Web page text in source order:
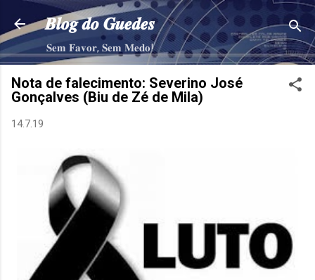
Pular para o conteúdo principal
𝑩𝒍𝒐𝒈 𝒅𝒐 𝑮𝒖𝒆𝒅𝒆𝒔
𝐒𝐞𝐦 𝐅𝐚𝐯𝐨𝐫, 𝐒𝐞𝐦 𝐌𝐞𝐝𝐨!
Nota de falecimento: Severino José
Gonçalves (Biu de Zé de Mila)
14.7.19